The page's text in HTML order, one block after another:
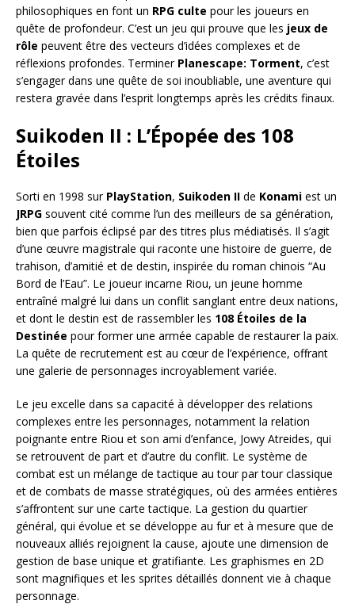
philosophiques en font un RPG culte pour les joueurs en
quête de profondeur. C’est un jeu qui prouve que les jeux de
rôle peuvent être des vecteurs d’idées complexes et de
réflexions profondes. Terminer Planescape: Torment, c’est
s’engager dans une quête de soi inoubliable, une aventure qui
restera gravée dans l’esprit longtemps après les crédits finaux.
Suikoden II : L’Épopée des 108
Étoiles
Sorti en 1998 sur PlayStation, Suikoden II de Konami est un
JRPG souvent cité comme l’un des meilleurs de sa génération,
bien que parfois éclipsé par des titres plus médiatisés. Il s’agit
d’une œuvre magistrale qui raconte une histoire de guerre, de
trahison, d’amitié et de destin, inspirée du roman chinois “Au
Bord de l’Eau”. Le joueur incarne Riou, un jeune homme
entraîné malgré lui dans un conflit sanglant entre deux nations,
et dont le destin est de rassembler les 108 Étoiles de la
Destinée pour former une armée capable de restaurer la paix.
La quête de recrutement est au cœur de l’expérience, offrant
une galerie de personnages incroyablement variée.
Le jeu excelle dans sa capacité à développer des relations
complexes entre les personnages, notamment la relation
poignante entre Riou et son ami d’enfance, Jowy Atreides, qui
se retrouvent de part et d’autre du conflit. Le système de
combat est un mélange de tactique au tour par tour classique
et de combats de masse stratégiques, où des armées entières
s’affrontent sur une carte tactique. La gestion du quartier
général, qui évolue et se développe au fur et à mesure que de
nouveaux alliés rejoignent la cause, ajoute une dimension de
gestion de base unique et gratifiante. Les graphismes en 2D
sont magnifiques et les sprites détaillés donnent vie à chaque
personnage.